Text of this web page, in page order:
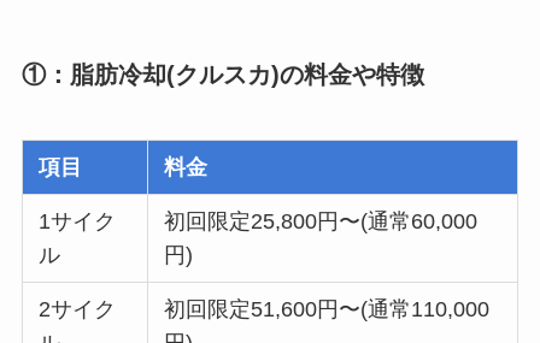
①：脂肪冷却(クルスカ)の料金や特徴
項目 料金
1サイク
ル
初回限定25,800円〜(通常60,000
円)
2サイク
初回限定51,600円〜(通常110,000